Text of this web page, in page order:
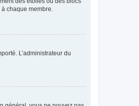
chaque membre.
L’administrateur du